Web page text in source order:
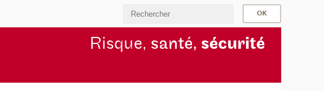
Risque, santé, sécurité